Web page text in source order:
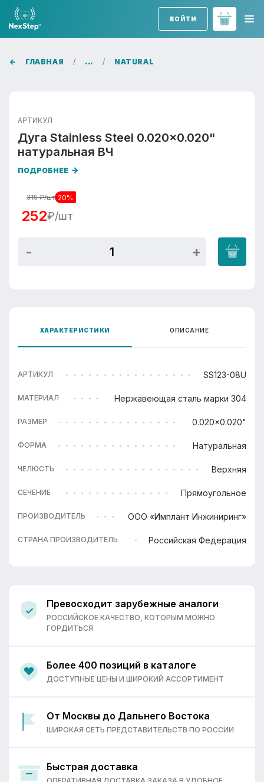
ВОЙТИ
ГЛАВНАЯ ... NATURAL
АРТИКУЛ
Дуга Stainless Steel 0.020x0.020"
натуральная ВЧ
ПОДРОБНЕЕ
315 ₽/шт 20%
252₽/шт
ХАРАКТЕРИСТИКИ ОПИСАНИЕ
АРТИКУЛ SS123-08U
МАТЕРИАЛ Нержавеющая сталь марки 304
РАЗМЕР 0.020x0.020"
ФОРМА Натуральная
ЧЕЛЮСТЬ Верхняя
СЕЧЕНИЕ Прямоугольное
ПРОИЗВОДИТЕЛЬ ООО «Имплант Инжиниринг»
СТРАНА ПРОИЗВОДИТЕЛЬ Российская Федерация
Превосходит зарубежные аналоги
РОССИЙСКОЕ КАЧЕСТВО, КОТОРЫМ МОЖНО
ГОРДИТЬСЯ
Более 400 позиций в каталоге
ДОСТУПНЫЕ ЦЕНЫ И ШИРОКИЙ АССОРТИМЕНТ
От Москвы до Дальнего Востока
ШИРОКАЯ СЕТЬ ПРЕДСТАВИТЕЛЬСТВ ПО РОССИИ
Быстрая доставка